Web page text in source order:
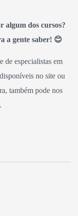
algum dos cursos?
a gente saber! 😊
de especialistas em
no site ou
também pode nos